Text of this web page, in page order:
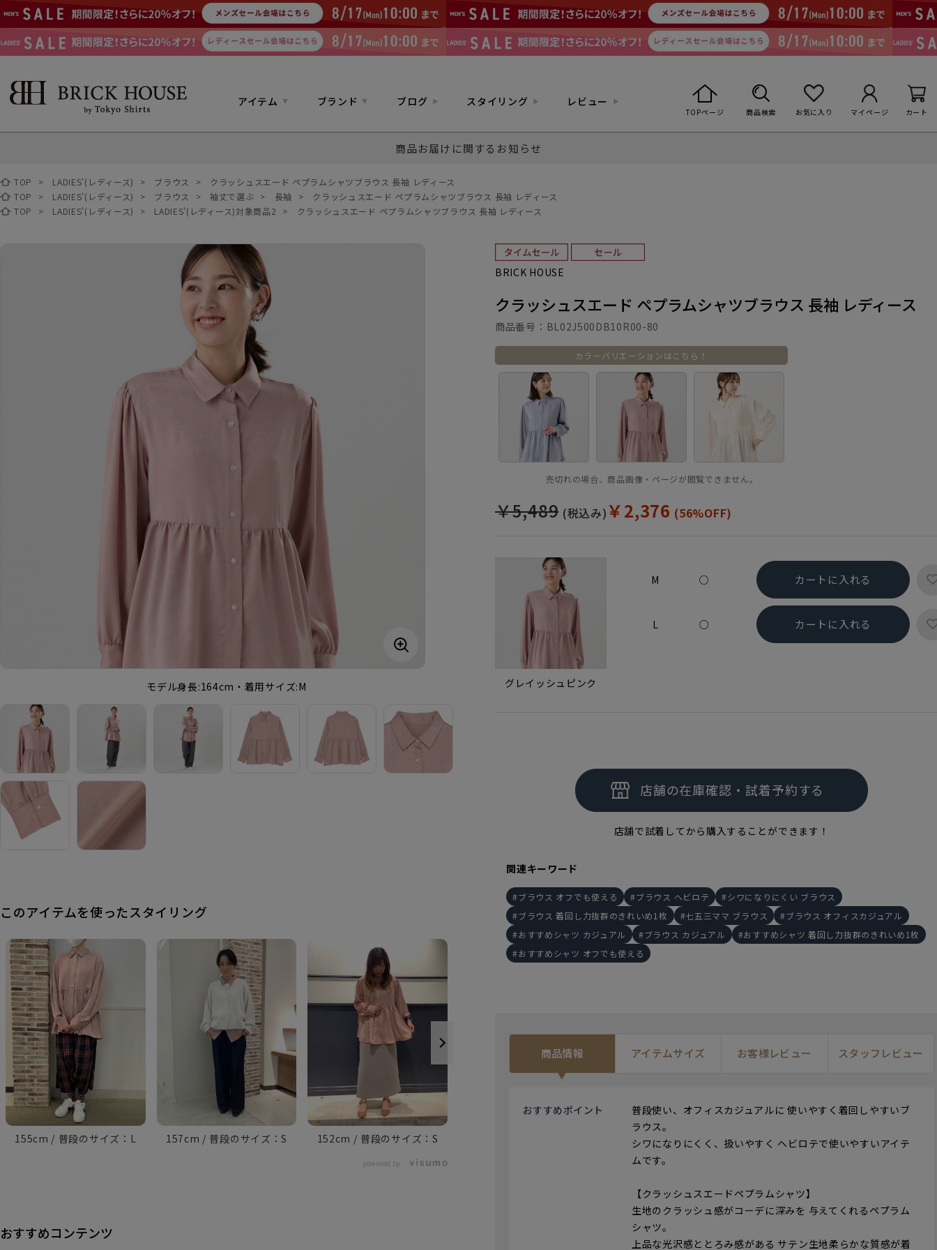
アイテム ブランド ブログ スタイリング レビュー
TOPページ 商品検索 お気に入り マイページ カート
商品お届けに関するお知らせ
TOP > LADIES'(レディース) > ブラウス >
クラッシュスエード ペプラムシャツブラウス 長袖 レディース
TOP
> LADIES'(レディース) > ブラウス > 袖丈で選ぶ > 長袖 >
クラッシュスエード ペプラムシャツブラウス 長袖 レディース
TOP
> LADIES'(レディース) > LADIES'(レディース)対象商品2 > クラッシュスエード ペプラムシャツブラウス 長袖 レディース
モデル身長:164cm・着用サイズ:M
このアイテムを使ったスタイリング
L
155cm S
157cm S
152cm
powered by
おすすめコンテンツ
BRICK HOUSE
クラッシュスエード ペプラムシャツブラウス 長袖 レディース
￥5,489 (税込み)￥2,376 (56%OFF)
商品番号： BL02J500DB10R00-80
カラーバリエーションはこちら！
売切れの場合、商品画像・ページが閲覧できません。
グレイッシュピンク
M ○ カートに入れる
L ○ カートに入れる
店舗で試着してから購入することができます！
関連キーワード
ブラウス オフでも使える ブラウス ヘビロテ
シワになりにくい ブラウス
ブラウス 着回し力抜群のきれいめ1枚
七五三ママ ブラウス
ブラウス オフィスカジュアル
おすすめシャツ カジュアル
ブラウス カジュアル
おすすめシャツ 着回し力抜群のきれいめ1枚
おすすめシャツ オフでも使える
商品情報 アイテムサイズ お客様レビュー スタッフレビュー
おすすめポイント
普段使い、オフィスカジュアルに 使いやすく着回しやすいブ
ラウス。
シワになりにくく、扱いやすく ヘビロテで使いやすいアイテ
ムです。
【クラッシュスエードペプラムシャツ】
生地のクラッシュ感がコーデに深みを 与えてくれるペプラム
シャツ。
上品な光沢感ととろみ感がある サテン生地柔らかな質感が着